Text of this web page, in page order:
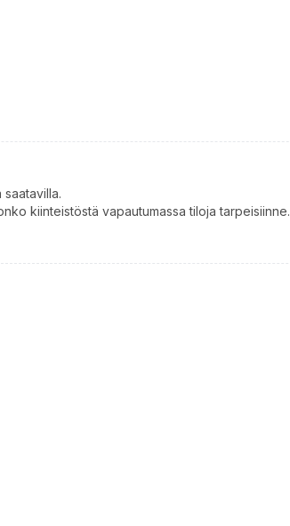
saatavilla.
kiinteistöstä vapautumassa tiloja tarpeisiinne.